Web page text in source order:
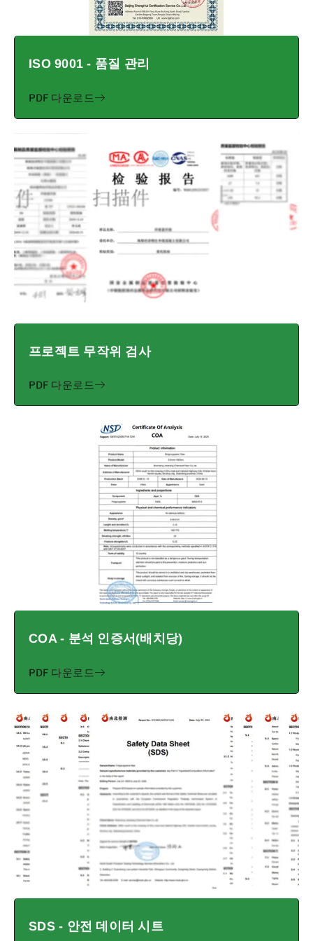
ISO 9001 - 품질 관리
PDF 다운로드
프로젝트 무작위 검사
PDF 다운로드
COA - 분석 인증서(배치당)
PDF 다운로드
SDS - 안전 데이터 시트